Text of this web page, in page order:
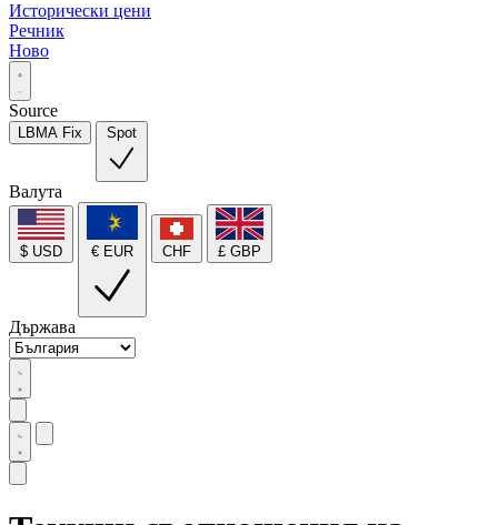
Исторически цени
Речник
Ново
Source
LBMA Fix Spot
Валута
$ USD € EUR CHF £ GBP
Държава